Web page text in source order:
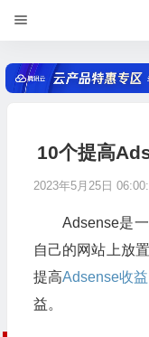
10个提高
2023年5月25日
Adsense是
自己的网站上放
提高Adsense收益
益。